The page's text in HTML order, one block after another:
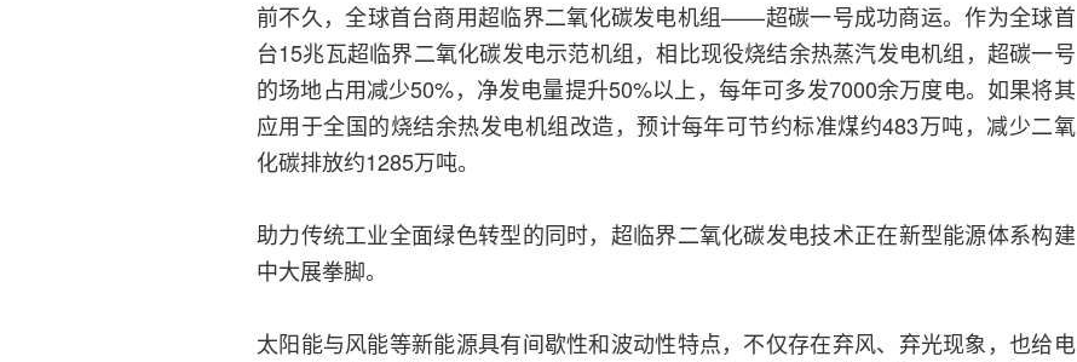
前不久，全球首台商用超临界二氧化碳发电机组——超碳一号成功商运。作为全球首
台15兆瓦超临界二氧化碳发电示范机组，相比现役烧结余热蒸汽发电机组，超碳一号
的场地占用减少50%，净发电量提升50%以上，每年可多发7000余万度电。如果将其
应用于全国的烧结余热发电机组改造，预计每年可节约标准煤约483万吨，减少二氧
化碳排放约1285万吨。
助力传统工业全面绿色转型的同时，超临界二氧化碳发电技术正在新型能源体系构建
中大展拳脚。
太阳能与风能等新能源具有间歇性和波动性特点，不仅存在弃风、弃光现象，也给电